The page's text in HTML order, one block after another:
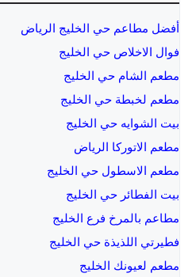
أفضل مطاعم حي الخليج الرياض
فوال الاخلاص حي الخليج
مطعم الشام حي الخليج
مطعم لخبطة حي الخليج
بيت الشوايه حي الخليج
مطعم الاتوركا الرياض
مطعم الاسطول حي الخليج
بيت الفطائر حي الخليج
مطاعم بالمرخ فرع الخليج
فطيرتي اللذيذة حي الخليج
مطعم لعيونك الخليج